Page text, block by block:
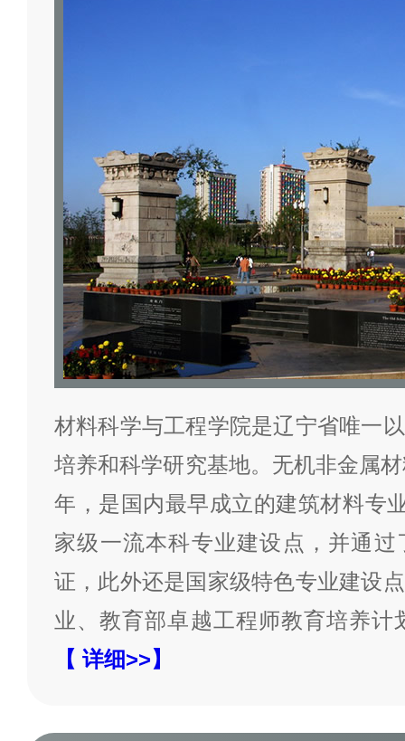
材料科学与工程学院是辽宁省唯一
培养和科学研究基地。无机非金属
年，是国内最早成立的建筑材料专
家级一流本科专业建设点，并通
证，此外还是国家级特色专业建设
业、教育部卓越工程师教育培养计
【 详细>>】